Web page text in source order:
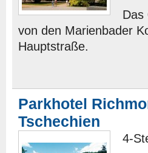
Das
von den Marienbader
Hauptstraße.
Parkhotel
Tschechien
4-